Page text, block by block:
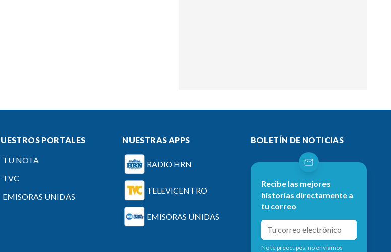
PORTALES
TU NOTA
TVC
EMISORAS UNIDAS
NUESTRAS APPS
RADIO HRN
TELEVICENTRO
EMISORAS UNIDAS
BOLETÍN DE NOTICIAS
Recibe las mejores
historias directamente a
tu correo
No te preocupes, no enviamos